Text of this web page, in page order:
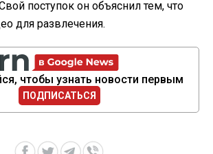
поступок он объяснил тем, что
для развлечения.
чтобы узнать новости первым
ПОДПИСАТЬСЯ